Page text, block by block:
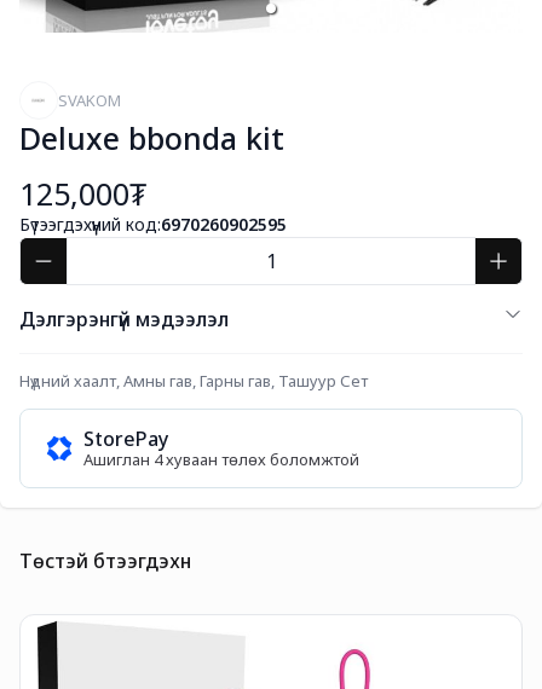
SVAKOM
Deluxe bbonda kit
125,000₮
Бүтээгдэхүүний код:6970260902595
Дэлгэрэнгүй мэдээлэл
Нүдний хаалт, Амны гав, Гарны гав, Ташуур Сет
StorePay
Ашиглан 4 хуваан төлөх боломжтой
Төстэй бүтээгдэхүүн